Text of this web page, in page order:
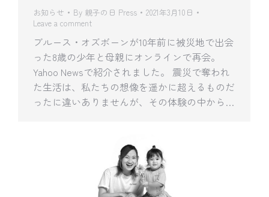
お知らせ By 親子の日 Press
2021年3月10日
Leave a comment
ブルース・オズボーンが10年前に被災地で出会
った8歳の少年と母親にオンラインで再会。
Yahoo Newsで紹介されました。 震災で奪われ
た生活は、私たちの想像を遥かに超えるものだ
ったに違いありませんが、その体験の中から…